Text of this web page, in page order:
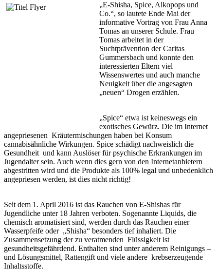
„E-Shisha, Spice, Alkopops und
Co.“, so lautete Ende Mai der
informative Vortrag von Frau Anna
Tomas an unserer Schule. Frau
Tomas arbeitet in der
Suchtprävention der Caritas
Gummersbach und konnte den
interessierten Eltern viel
Wissenswertes und auch manche
Neuigkeit über die angesagten
„neuen“ Drogen erzählen.
„Spice“ etwa ist keineswegs ein
exotisches Gewürz. Die im Internet
angepriesenen Kräutermischungen haben bei Konsum
cannabisähnliche Wirkungen. Spice schädigt nachweislich die
Gesundheit und kann Auslöser für psychische Erkrankungen im
Jugendalter sein. Auch wenn dies gern von den Internetanbietern
abgestritten wird und die Produkte als 100% legal und unbedenklich
angepriesen werden, ist dies nicht richtig!
Seit dem 1. April 2016 ist das Rauchen von E-Shishas für
Jugendliche unter 18 Jahren verboten. Sogenannte Liquids, die
chemisch aromatisiert sind, werden durch das Rauchen einer
Wasserpfeife oder „Shisha“ besonders tief inhaliert. Die
Zusammensetzung der zu veratmenden Flüssigkeit ist
gesundheitsgefährdend. Enthalten sind unter anderem Reinigungs –
und Lösungsmittel, Rattengift und viele andere krebserzeugende
Inhaltsstoffe.